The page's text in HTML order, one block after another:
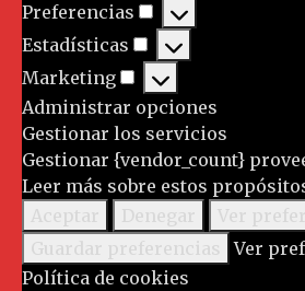
Preferencias
Estadísticas
Marketing
Administrar opciones
Gestionar los servicios
Gestionar {vendor_count}
Leer más sobre estos
Ver
Política de cookies